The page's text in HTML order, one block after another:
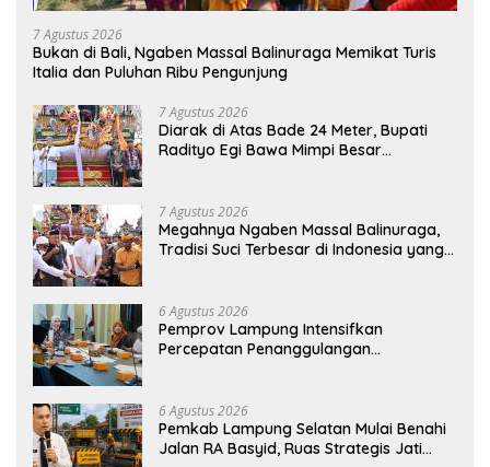
7 Agustus 2026
Bukan di Bali, Ngaben Massal Balinuraga Memikat Turis
Italia dan Puluhan Ribu Pengunjung
7 Agustus 2026
Diarak di Atas Bade 24 Meter, Bupati
Radityo Egi Bawa Mimpi Besar
7 Agustus 2026
Megahnya Ngaben Massal Balinuraga,
Tradisi Suci Terbesar di Indonesia yang
6 Agustus 2026
Pemprov Lampung Intensifkan
Percepatan Penanggulangan
6 Agustus 2026
Pemkab Lampung Selatan Mulai Benahi
Jalan RA Basyid, Ruas Strategis Jati